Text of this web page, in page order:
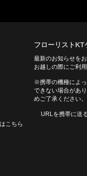
こちら
フローリストKT
最新のお知らせを
お越しの際にご利
※携帯の機種によ
できない場合があ
めご了承ください。
URLを携帯に送